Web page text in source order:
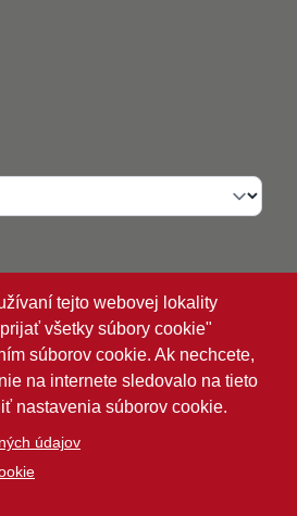
tejto webovej lokality
všetky súbory cookie"
súborov cookie. Ak nechcete,
na internete sledovalo na tieto
nastavenia súborov cookie.
údajov
Prihlásiť sa
Glove Solutions. Všetky